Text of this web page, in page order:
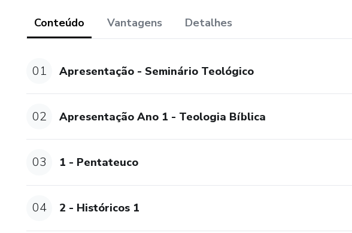
Conteúdo Vantagens Detalhes
01 Apresentação - Seminário Teológico
02 Apresentação Ano 1 - Teologia Bíblica
03 1 - Pentateuco
04 2 - Históricos 1